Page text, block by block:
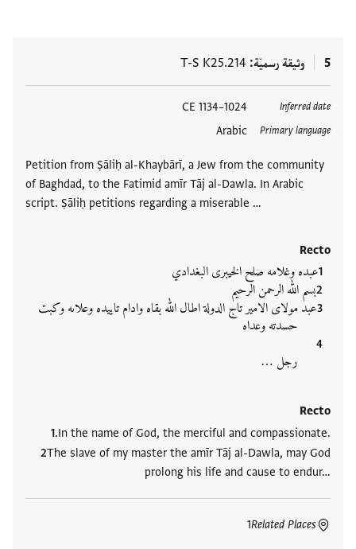
5 وثيقة رسميّة T-S K25.214
Inferred date
1024–1134 CE
Primary language
Arabic
Petition from Ṣāliḥ al-Khaybārī, a Jew from the community
of Baghdad, to the Fatimid amīr Tāj al-Dawla. In Arabic
script. Ṣāliḥ petitions regarding a miserable …
Recto
عبده وغلامه صلح الخيبرى البغدادي
بسم الله الرحمن الرحيم
عبد مولاى الامير تاج الدولة اطال الله بقاه وادام تاييده وعلاىه وكبت
حسدته وعداه
رجل …
Recto
.In the name of God, the merciful and compassionate.
The slave of my master the amīr Tāj al-Dawla, may God
prolong his life and cause to endur…
Related Places
1
العلامات